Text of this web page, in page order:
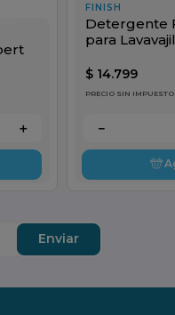
＋
FINISH
Detergente
para
$ 14.799
PRECIO SIN
－
Enviar